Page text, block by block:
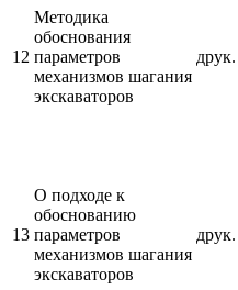
12
Методика
обоснования
параметров
механизмов шагания
экскаваторов
друк.
13
О подходе к
обоснованию
параметров
механизмов шагания
экскаваторов
друк.